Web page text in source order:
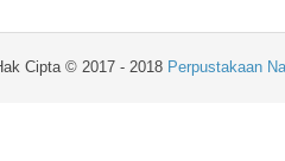
Cipta © 2017 - 2018 Perpustakaan